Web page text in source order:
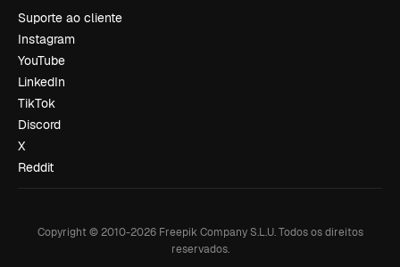
Suporte ao cliente
Instagram
YouTube
LinkedIn
TikTok
Discord
X
Reddit
Copyright © 2010-2026Freepik Company S.L.U. Todos os direitos
reservados.